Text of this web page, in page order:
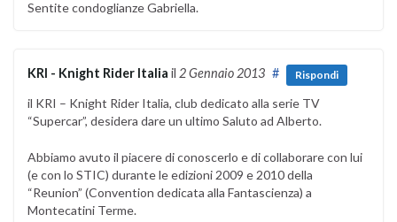
Sentite condoglianze Gabriella.
KRI - Knight Rider Italia il 2 Gennaio 2013 # Rispondi
il KRI – Knight Rider Italia, club dedicato alla serie TV
“Supercar”, desidera dare un ultimo Saluto ad Alberto.
Abbiamo avuto il piacere di conoscerlo e di collaborare con lui
(e con lo STIC) durante le edizioni 2009 e 2010 della
“Reunion” (Convention dedicata alla Fantascienza) a
Montecatini Terme.